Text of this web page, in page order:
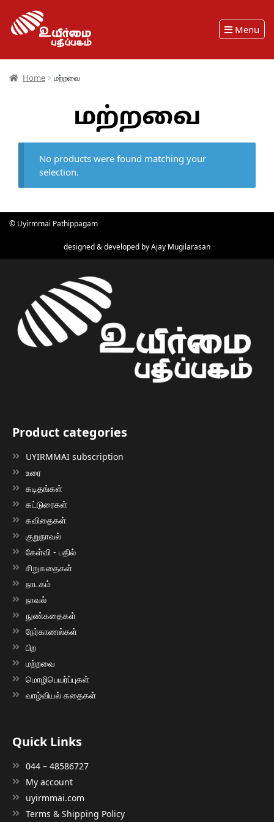
Menu
Home மற்றவை
மற்றவை
No products were found matching your
selection.
© Uyirmmai Pathippagam
designed & developed byAjay Mugilarasan
Product categories
UYIRMMAI subscription
உரை
கடிதங்கள்
கட்டுரைகள்
கவிதைகள்
குறுநாவல்
கேள்வி - பதில்
சிறுகதைகள்
நாடகம்
நாவல்
நுண்கதைகள்
நேர்காணல்கள்
பிற
மற்றவை
மொழிபெயர்ப்புகள்
வாழ்வியல் கதைகள்
Quick Links
044 – 48586727
My account
uyirmmai.com
Terms & Shipping Policy